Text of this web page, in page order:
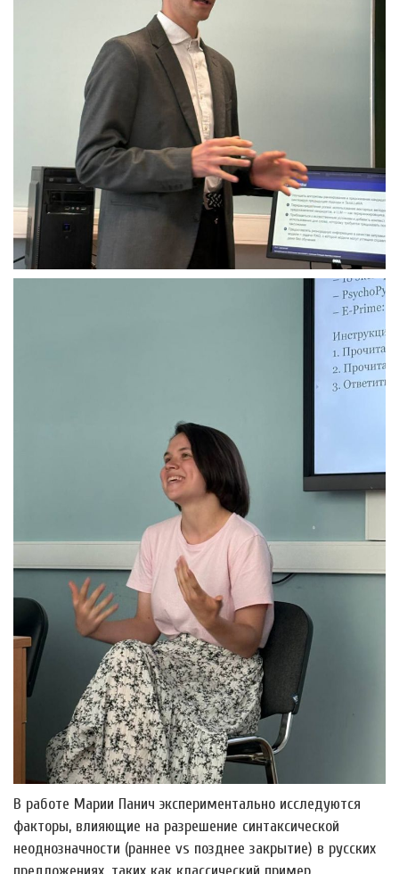
В работе Марии Панич экспериментально исследуются
факторы, влияющие на разрешение синтаксической
неоднозначности (раннее vs позднее закрытие) в русских